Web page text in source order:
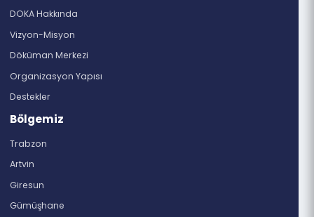
doka@doka.org.tr
444 8 290
istediğiniz bilgi ve belgelere ulaşabilirsiniz.
Kurumsal
DOKA Hakkında
Vizyon-Misyon
Döküman Merkezi
Organizasyon Yapısı